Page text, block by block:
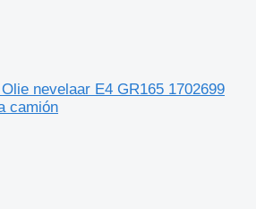
nevelaar E4 GR165 1702699
camión